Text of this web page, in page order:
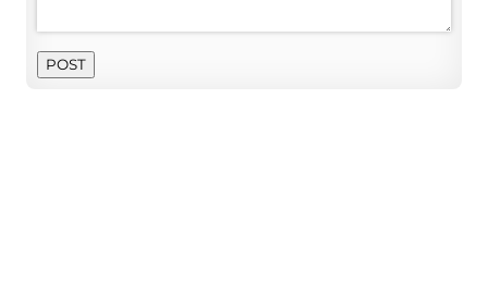
POST